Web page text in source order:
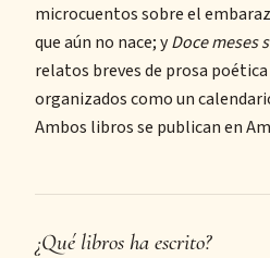
microcuentos sobre el
que aún no nace; yDoce meses
relatos breves de prosa
organizados como un
Ambos libros se publican en
¿Qué libros ha escrito?